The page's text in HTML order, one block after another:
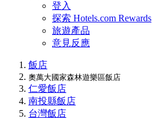
登入
探索 Hotels.com Rewards
旅遊產品
意見反應
飯店
奧萬大國家森林遊樂區飯店
仁愛飯店
南投縣飯店
台灣飯店